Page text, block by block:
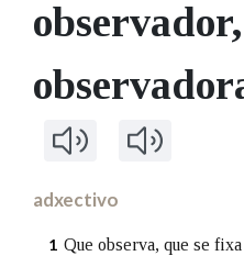
60
Facebook
TwitterYoutubeInstagram
Bluesky
BUSCAR NOS LEMAS
Comeza por
Remata por
Contén
observador,
adxectivo
1 Que observa, que se